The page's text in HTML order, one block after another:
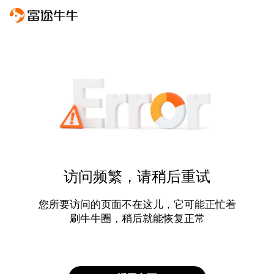
访问频繁，请稍后重试
您所要访问的页面不在这儿，它可能正忙着
刷牛牛圈，稍后就能恢复正常